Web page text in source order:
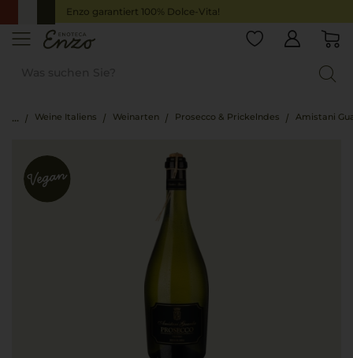
Enzo garantiert 100% Dolce-Vita!
Weine Italiens Weinarten Prosecco & Prickelndes Amistani